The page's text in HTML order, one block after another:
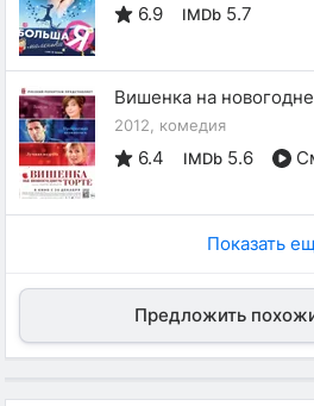
6.9 IMDb 5.7
Вишенка на
2012, комедия
6.4 IMDb 5.6
Показать
Предложить